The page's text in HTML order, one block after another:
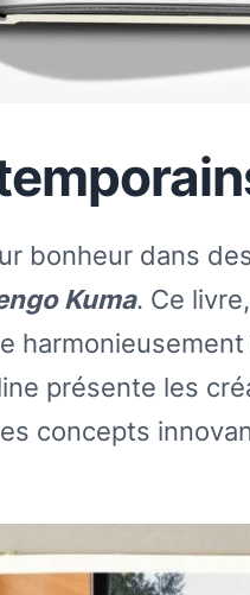
bonheur dans
Kuma. Ce
présente les
concepts